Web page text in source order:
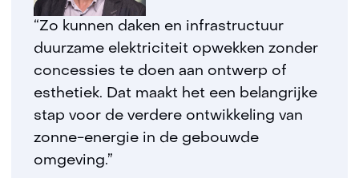
“Zo kunnen daken en infrastructuur
duurzame elektriciteit opwekken zonder
concessies te doen aan ontwerp of
esthetiek. Dat maakt het een belangrijke
stap voor de verdere ontwikkeling van
zonne-energie in de gebouwde
omgeving.”